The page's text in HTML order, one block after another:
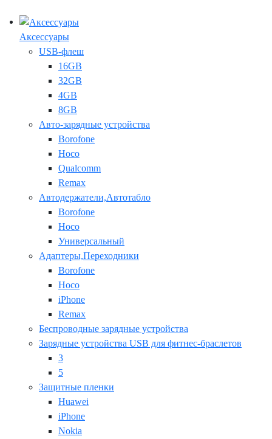
Аксессуары
USB-флеш
16GB
32GB
4GB
8GB
Авто-зарядные устройства
Borofone
Hoco
Qualcomm
Remax
Автодержатели,Автотабло
Borofone
Hoco
Универсальный
Адаптеры,Переходники
Borofone
Hoco
iPhone
Remax
Беспроводные зарядные устройства
Зарядные устройства USB для фитнес-браслетов
3
5
Защитные пленки
Huawei
iPhone
Nokia